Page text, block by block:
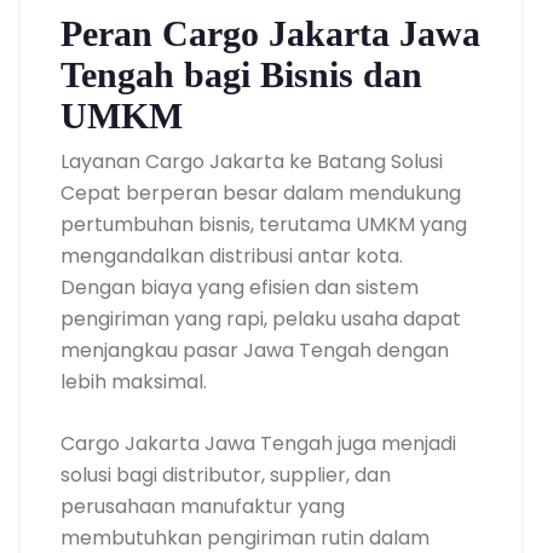
Peran Cargo Jakarta Jawa
Tengah bagi Bisnis dan
UMKM
Layanan Cargo Jakarta ke Batang Solusi
Cepat berperan besar dalam mendukung
pertumbuhan bisnis, terutama UMKM yang
mengandalkan distribusi antar kota.
Dengan biaya yang efisien dan sistem
pengiriman yang rapi, pelaku usaha dapat
menjangkau pasar Jawa Tengah dengan
lebih maksimal.
Cargo Jakarta Jawa Tengah juga menjadi
solusi bagi distributor, supplier, dan
perusahaan manufaktur yang
membutuhkan pengiriman rutin dalam